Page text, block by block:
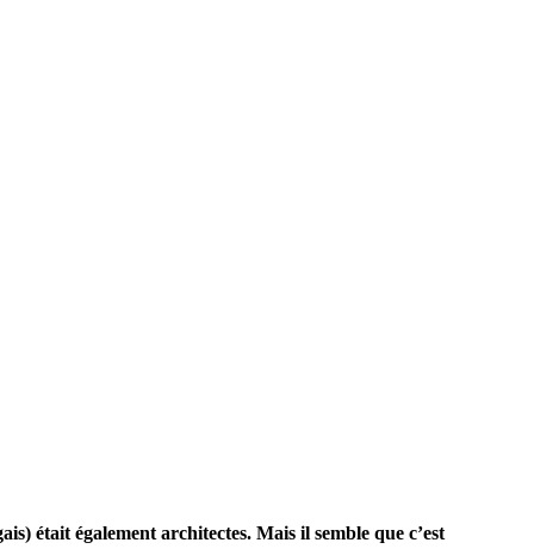
était également architectes. Mais il semble que c’est